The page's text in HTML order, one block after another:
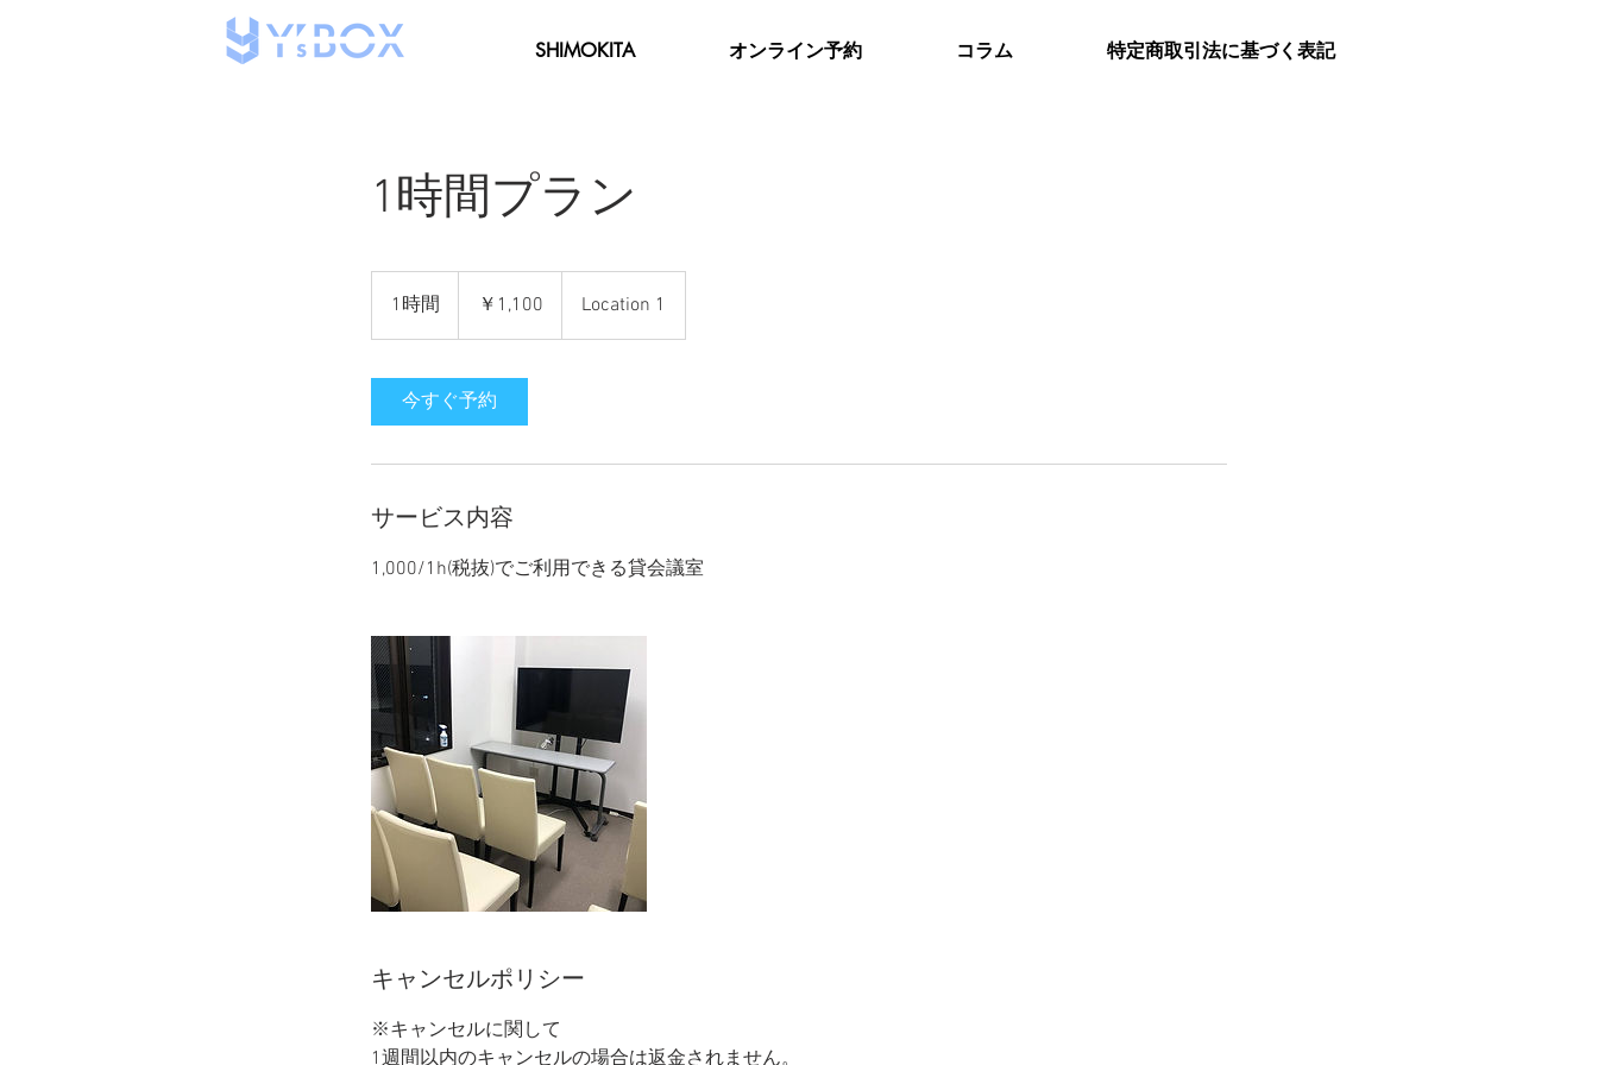
SHIMOKITA オンライン予約 コラム 特定商取引法に基づく表記
1時間プラン
1時間
時
￥1,100 Location 1
今すぐ予約
サービス内容
1,000/1h(税抜)でご利用できる貸会議室
キャンセルポリシー
※キャンセルに関して
1週間以内のキャンセルの場合は返金されません。